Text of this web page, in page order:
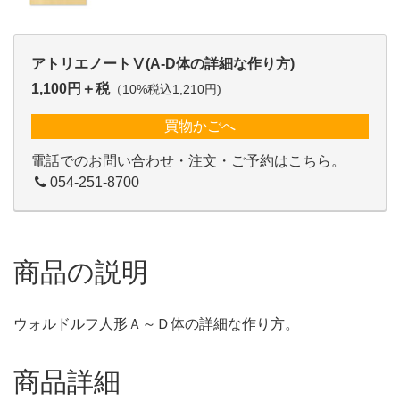
アトリエノートⅤ(A-D体の詳細な作り方)
1,100円＋税（10%税込1,210円)
買物かごへ
電話でのお問い合わせ・注文・ご予約はこちら。
054-251-8700
商品の説明
ウォルドルフ人形Ａ～Ｄ体の詳細な作り方。
商品詳細